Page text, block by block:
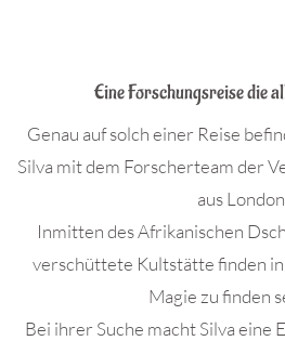
Eine Forschungsreise die
Genau auf solch einer Reise
Silva mit dem Forscherteam der
aus
Inmitten des Afrikanischen
verschüttete Kultstätte finden
Magie zu finden
Bei ihrer Suche macht Silva eine